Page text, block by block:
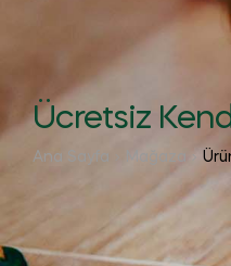
Ücretsiz
Ana Sayfa